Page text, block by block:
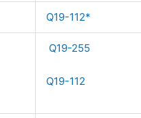
Q19-112*
Q19-255
Q19-112